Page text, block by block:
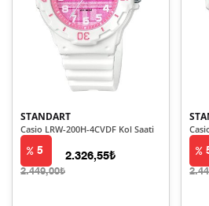
STANDART
Casio LRW-200H-4CVDF Kol Saati
5
2.449,00₺
2.326,55₺